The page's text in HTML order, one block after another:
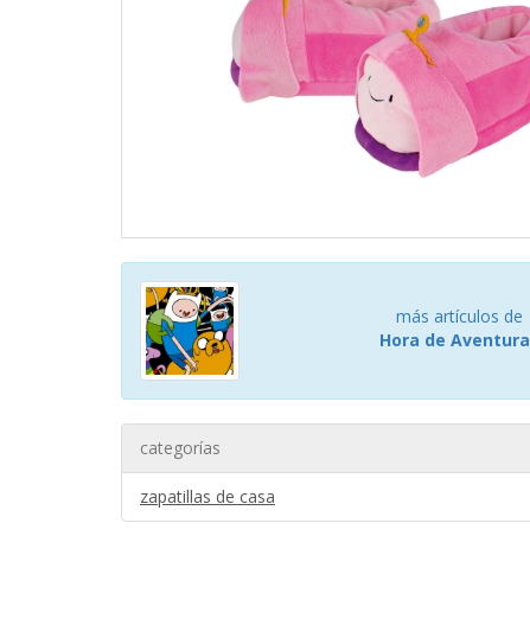
más artículos de
Hora de
categorías
zapatillas de casa